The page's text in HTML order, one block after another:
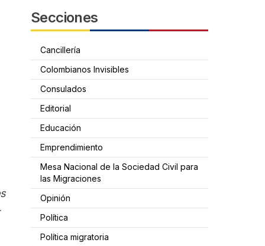
Secciones
Cancillería
Colombianos Invisibles
Consulados
Editorial
Educación
Emprendimiento
Mesa Nacional de la Sociedad Civil para
las Migraciones
Opinión
Política
Política migratoria